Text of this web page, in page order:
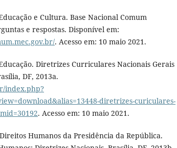
e Cultura. Base Nacional Comum
e respostas. Disponível em:
. Acesso em: 10 maio 2021.
Diretrizes Curriculares Nacionais Gerais
DF, 2013a.
index.php?
diretrizes-curiculares-
. Acesso em: 10 maio 2021.
Humanos da Presidência da República.